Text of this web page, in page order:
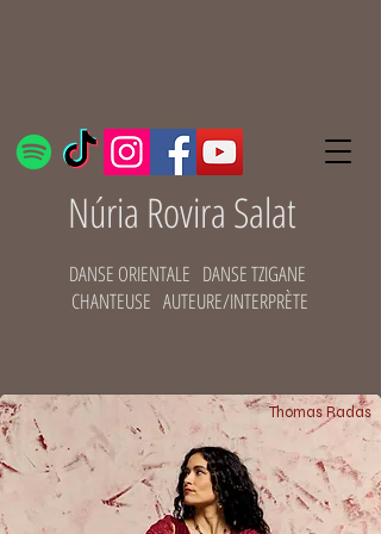
Núria Rovira Salat
DANSE ORIENTALE DANSE TZIGANE
CHANTEUSE AUTEURE/INTERPRÈTE
Thomas Radas